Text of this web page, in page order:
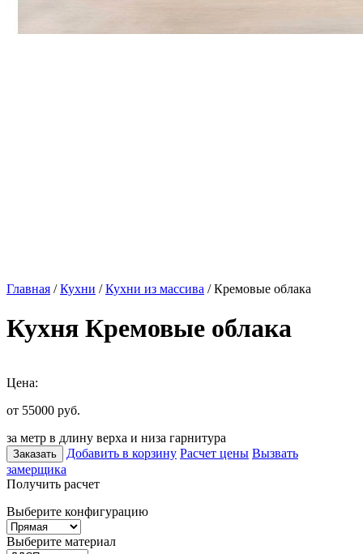
Главная /Кухни /Кухни из массива / Кремовые облака
Кухня Кремовые облака
Цена:
от 55000 руб.
за метр в длину верха и низа гарнитура
Заказать Добавить в корзину Расчет цены Вызвать
замерщика
Получить расчет
Выберите конфигурацию
Выберите материал